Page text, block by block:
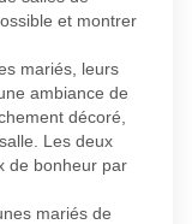
et montrer
mariés, leurs
ambiance de
décoré,
Les deux
de bonheur par
mariés de